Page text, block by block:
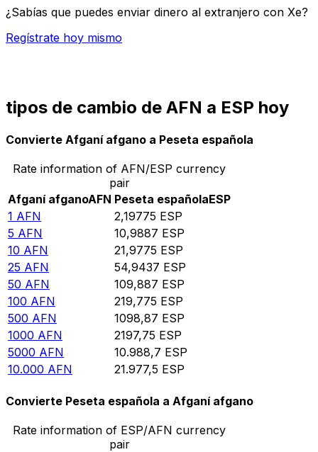
¿Sabías que puedes enviar dinero al extranjero con Xe?
Regístrate hoy mismo
tipos de cambio de AFN a ESP hoy
Convierte Afganí afgano a Peseta española
Rate information of AFN/ESP currency
pair
Afganí afganoAFN Peseta españolaESP
1 AFN 2,19775 ESP
5 AFN 10,9887 ESP
10 AFN 21,9775 ESP
25 AFN 54,9437 ESP
50 AFN 109,887 ESP
100 AFN 219,775 ESP
500 AFN 1098,87 ESP
1000 AFN 2197,75 ESP
5000 AFN 10.988,7 ESP
10.000 AFN 21.977,5 ESP
Convierte Peseta española a Afganí afgano
Rate information of ESP/AFN currency
pair